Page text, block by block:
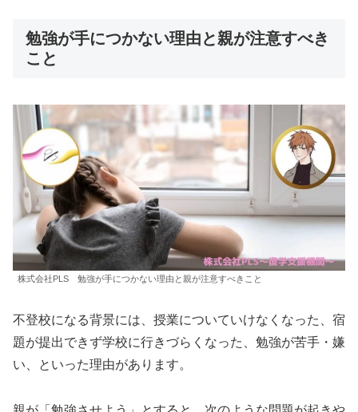
勉強が手につかない理由と親が注意すべき
こと
株式会社PLS 勉強が手につかない理由と親が注意すべきこと
不登校になる背景には、授業についていけなくなった、宿
題が提出できず学校に行きづらくなった、勉強が苦手・嫌
い、といった理由があります。